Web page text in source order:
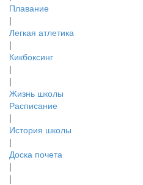
Плавание
|
Легкая атлетика
|
Кикбоксинг
|
|
Жизнь школы
Расписание
|
История школы
|
Доска почета
|
|